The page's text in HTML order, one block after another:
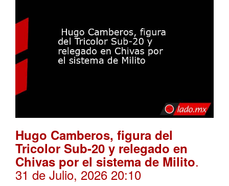
Hugo Camberos, figura del
Tricolor Sub-20 y relegado en
Chivas por el sistema de Milito.
31 de Julio, 2026 20:10